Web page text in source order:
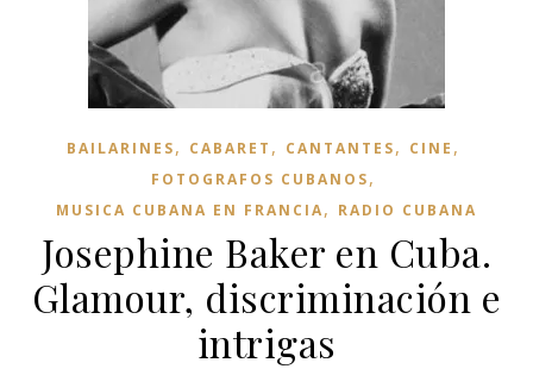
BAILARINES, CABARET , CANTANTES, CINE ,
FOTOGRAFOS CUBANOS,
MUSICA CUBANA EN FRANCIA, RADIO CUBANA
Josephine Baker en Cuba.
Glamour, discriminación e
intrigas